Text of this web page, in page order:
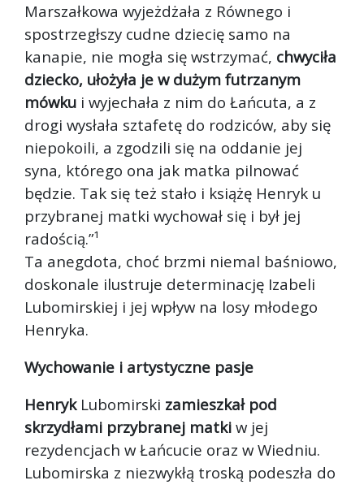
Marszałkowa wyjeżdżała z Równego i
spostrzegłszy cudne dziecię samo na
kanapie, nie mogła się wstrzymać, chwyciła
dziecko, ułożyła je w dużym futrzanym
mówku i wyjechała z nim do Łańcuta, a z
drogi wysłała sztafetę do rodziców, aby się
niepokoili, a zgodzili się na oddanie jej
syna, którego ona jak matka pilnować
będzie. Tak się też stało i książę Henryk u
przybranej matki wychował się i był jej
radością.”¹
Ta anegdota, choć brzmi niemal baśniowo,
doskonale ilustruje determinację Izabeli
Lubomirskiej i jej wpływ na losy młodego
Henryka.
Wychowanie i artystyczne pasje
HenrykLubomirski zamieszkał pod
skrzydłami przybranej matki w jej
rezydencjach w Łańcucie oraz w Wiedniu.
Lubomirska z niezwykłą troską podeszła do